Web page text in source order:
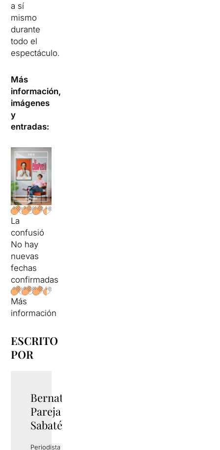
a sí
mismo
durante
todo el
espectáculo.
Más
información,
imágenes
y
entradas:
La
confusió
No hay
nuevas
fechas
confirmadas
Más
información
ESCRITO
POR
Bernat
Pareja
Sabaté
Periodista